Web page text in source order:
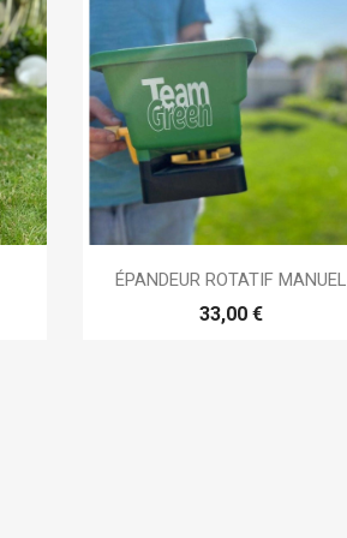
 Aperçu rapide
ÉPANDEUR ROTATIF MANUEL
33,00 €